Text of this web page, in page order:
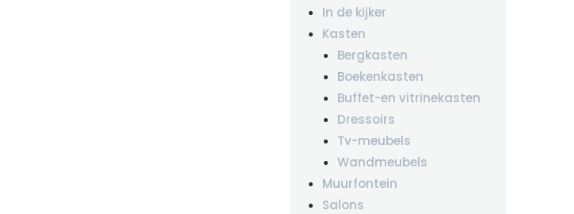
In de kijker
Kasten
Bergkasten
Boekenkasten
Buffet-en vitrinekasten
Dressoirs
Tv-meubels
Wandmeubels
Muurfontein
Salons